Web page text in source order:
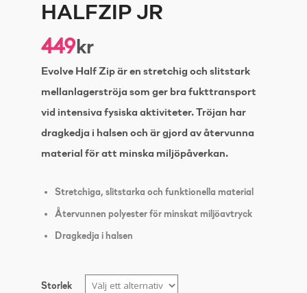
HALFZIP JR
449kr
Evolve Half Zip är en stretchig och slitstark
mellanlagerströja som ger bra fukttransport
vid intensiva fysiska aktiviteter. Tröjan har
dragkedja i halsen och är gjord av återvunna
material för att minska miljöpåverkan.
Stretchiga, slitstarka och funktionella material
Återvunnen polyester för minskat miljöavtryck
Dragkedja i halsen
Storlek